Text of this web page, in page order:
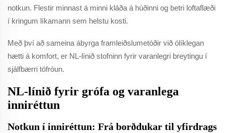
notkun. Flestir minnast á minni kláða á húðinni og betri loftaflæði
í kringum líkamann sem helstu kosti.
Með því að sameina ábyrga framleiðslumetóðir við ólíklegan
hætti á komfort, er NL-línið stofninn fyrir varanlegri breytingu í
sjálfbærri töfróun.
NL-línið fyrir grófa og varanlega
inniréttun
Notkun í inniréttun: Frá borðdukar til yfirdrags